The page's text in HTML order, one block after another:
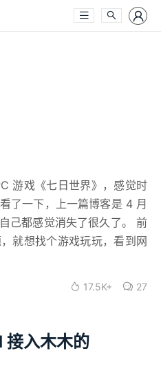
游戏《七日世界》，感觉时
了一下，上一篇博客是 4 月
己都感觉消失了很久了。 前
就想找个游戏玩玩，看到网
17.5K+ 27
接入木木的